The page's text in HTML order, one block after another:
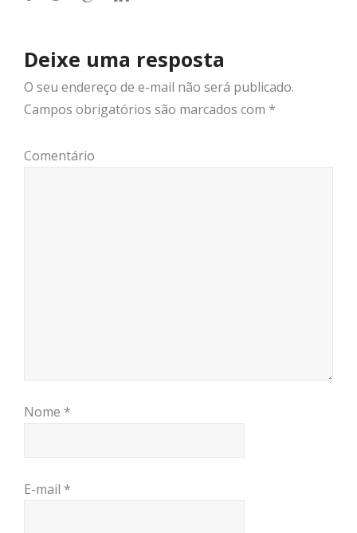
Deixe uma resposta
O seu endereço de e-mail não será publicado.
Campos obrigatórios são marcados com *
Comentário
Nome *
E-mail *